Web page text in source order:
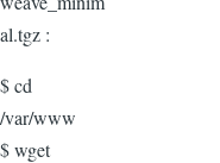
al.tgz :
$ cd
/var/www
$ wget